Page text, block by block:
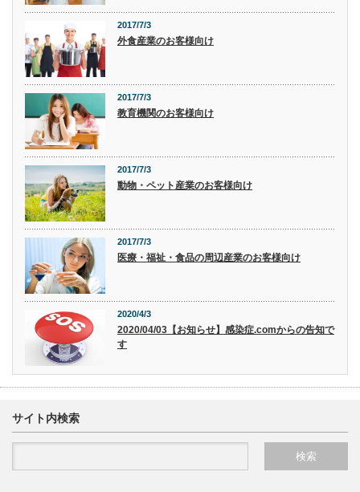
2017/7/3
外食産業のお客様向け
2017/7/3
教育機関のお客様向け
2017/7/3
動物・ペット産業のお客様向け
2017/7/3
医療・福祉・食品の周辺産業のお客様向け
2020/4/3
2020/04/03【お知らせ】感染症.comからの告知で
す
サイト内検索